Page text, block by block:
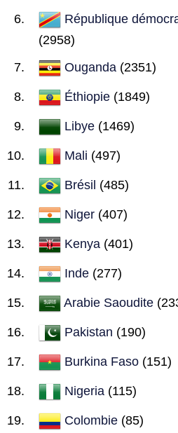
République
(2958)
Ouganda (2351)
Éthiopie (1849)
Libye (1469)
Mali (497)
Brésil (485)
Niger (407)
Kenya (401)
Inde (277)
Arabie Saoudite
Pakistan (190)
Burkina Faso (151)
Nigeria (115)
Colombie (85)